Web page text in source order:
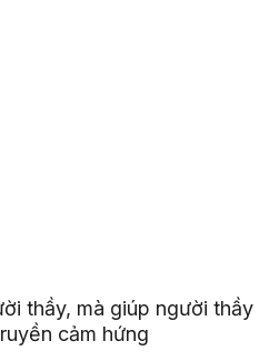
thầy, mà giúp người thầy
cảm hứng